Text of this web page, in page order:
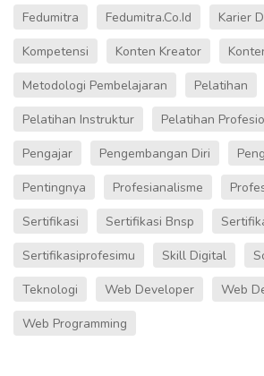
Fedumitra
Fedumitra.co.id Karier
Kompetensi
Konten Kreator
Metodologi Pembelajaran
Pelatihan
Pelatihan Instruktur
Pelatihan
Pengajar
Pengembangan Diri
Pentingnya
Profesianalisme
Sertifikasi
Sertifikasi Bnsp
Sertifikasiprofesimu
Skill Digital
Teknologi
Web Developer
Web
Web Programming